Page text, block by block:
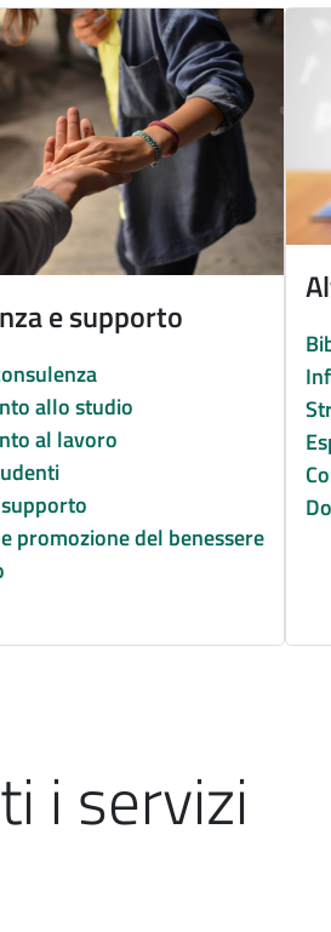
e supporto
allo studio
al lavoro
promozione del benessere
i servizi